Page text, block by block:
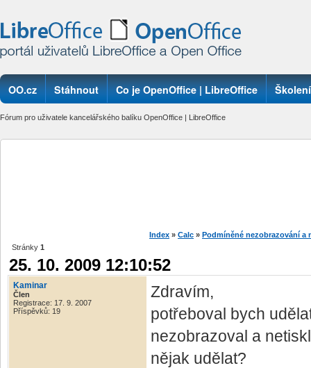
OO.cz Stáhnout Co je OpenOffice | LibreOffice Školení
Fórum pro uživatele kancelářského balíku OpenOffice | LibreOffice
Index » Calc » Podmíněné nezobrazování a
Stránky 1
25. 10. 2009 12:10:52
Kaminar
Člen
Registrace: 17. 9. 2007
Příspěvků: 19
Zdravím,
potřeboval bych
nezobrazoval a
nějak udělat?